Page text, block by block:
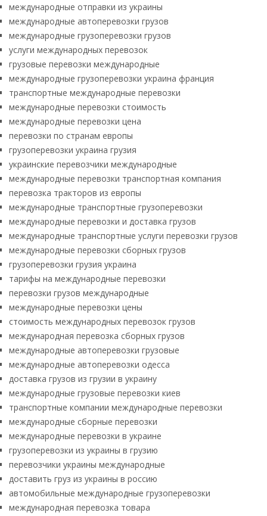
международные отправки из украины
международные автоперевозки грузов
международные грузоперевозки грузов
услуги международных перевозок
грузовые перевозки международные
международные грузоперевозки украина франция
транспортные международные перевозки
международные перевозки стоимость
международные перевозки цена
перевозки по странам европы
грузоперевозки украина грузия
украинские перевозчики международные
международные перевозки транспортная компания
перевозка тракторов из европы
международные транспортные грузоперевозки
международные перевозки и доставка грузов
международные транспортные услуги перевозки грузов
международные перевозки сборных грузов
грузоперевозки грузия украина
тарифы на международные перевозки
перевозки грузов международные
международные перевозки цены
стоимость международных перевозок грузов
международная перевозка сборных грузов
международные автоперевозки грузовые
международные автоперевозки одесса
доставка грузов из грузии в украину
международные грузовые перевозки киев
транспортные компании международные перевозки
международные сборные перевозки
международные перевозки в украине
грузоперевозки из украины в грузию
перевозчики украины международные
доставить груз из украины в россию
автомобильные международные грузоперевозки
международная перевозка товара